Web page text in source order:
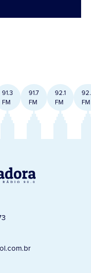
91.3
FM
91.7
FM
92.1
FM
FM